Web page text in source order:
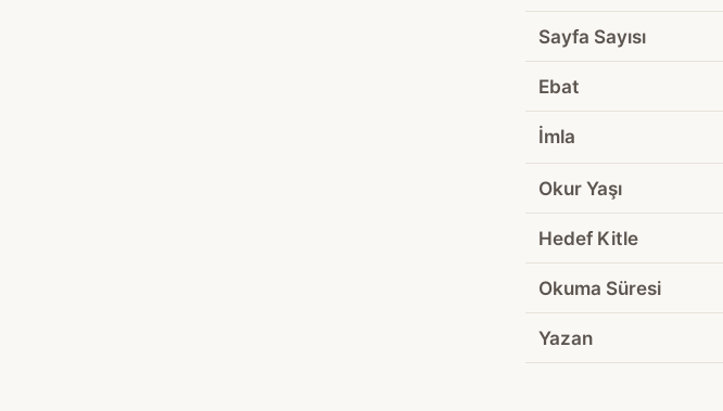
Sayfa Sayısı
Ebat
İmla
Okur Yaşı
Hedef Kitle
Okuma Süresi
Yazan